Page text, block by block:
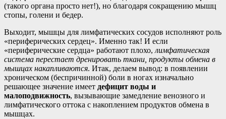
(такого органа просто нет!), но благодаря сокращению мышц
стопы, голени и бедер.
Выходит, мышцы для лимфатических сосудов исполняют роль
«периферических сердец». Именно так! И если
«периферические сердца» работают плохо, лимфатическая
система перестает дренировать ткани, продукты обмена в
мышцах накапливаются. Итак, делаем вывод: в появлении
хроническом (беспричинной) боли в ногах изначально
решающее значение имеет дефицит воды и
малоподвижность, вызывающие замедление венозного и
лимфатического оттока с накоплением продуктов обмена в
мышцах.